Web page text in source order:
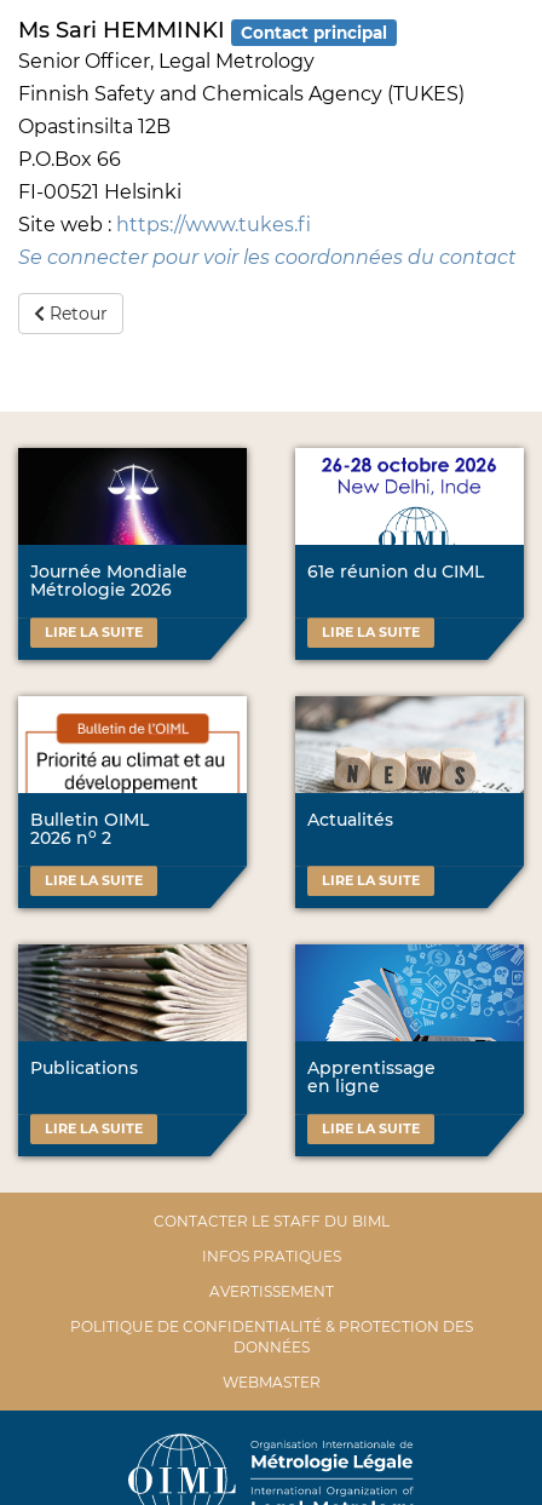
Ms Sari HEMMINKI Contact principal
Senior Officer, Legal Metrology
Finnish Safety and Chemicals Agency (TUKES)
Opastinsilta 12B
P.O.Box 66
FI-00521 Helsinki
Site web : https://www.tukes.fi
Se connecter pour voir les coordonnées du contact
Retour
Journée Mondiale
Métrologie 2026
LIRE LA SUITE
61e réunion du CIML
LIRE LA SUITE
Bulletin OIML
2026 no 2
LIRE LA SUITE
Actualités
LIRE LA SUITE
Publications
LIRE LA SUITE
Apprentissage
en ligne
LIRE LA SUITE
CONTACTER LE STAFF DU BIML
INFOS PRATIQUES
AVERTISSEMENT
POLITIQUE DE CONFIDENTIALITÉ & PROTECTION DES
DONNÉES
WEBMASTER